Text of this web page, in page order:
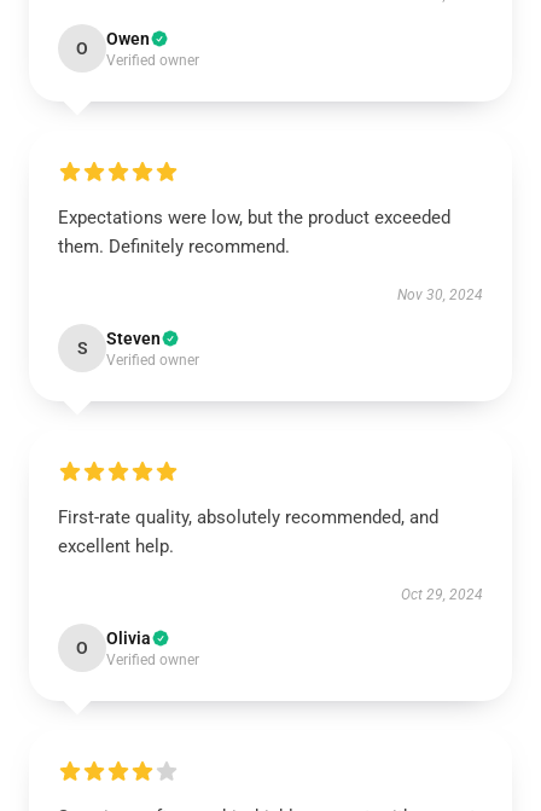
O Owen
Verified owner
Expectations were low, but the product exceeded
them. Definitely recommend.
Nov 30, 2024
S Steven
Verified owner
First-rate quality, absolutely recommended, and
excellent help.
Oct 29, 2024
O Olivia
Verified owner